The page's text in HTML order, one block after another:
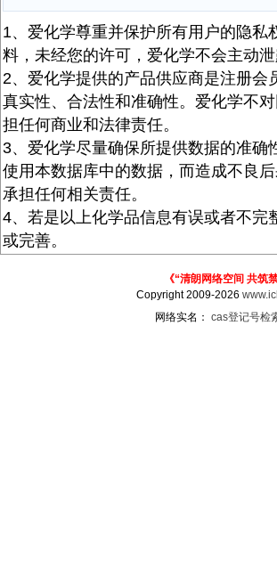
1、爱化学尊重并保护所有用户的隐
料，未经您的许可，爱化学不会主动泄
2、爱化学提供的产品供应商是注册
真实性、合法性和准确性。爱化学不
担任何商业和法律责任。
3、爱化学尽量确保所提供数据的准
使用本数据库中的数据，而造成不良
承担任何相关责任。
4、若是以上化学品信息有误或者不完
或完善。
《“清朗网络空间 共筑
Copyright 2009-2026
网络实名： cas登记号检